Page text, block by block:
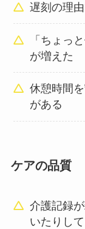
遅刻の理
「ちょっ
が増えた
休憩時間
がある
ケアの品質
介護記録
いたりし